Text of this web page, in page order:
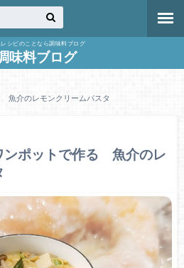
シピのことなら調味料ブログ
味料ブログ
魚介のレモンクリームパスタ
ンポットで作る 魚介のレ